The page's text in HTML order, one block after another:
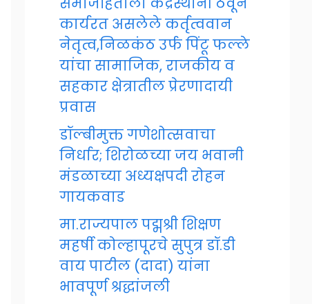
कार्यरत असलेले कर्तृत्ववान
नेतृत्व,निळकंठ उर्फ पिंटू फल्ले
यांचा सामाजिक, राजकीय व
सहकार क्षेत्रातील प्रेरणादायी
प्रवास
डॉल्बीमुक्त गणेशोत्सवाचा
निर्धार; शिरोळच्या जय भवानी
मंडळाच्या अध्यक्षपदी रोहन
गायकवाड
मा.राज्यपाल पद्मश्री शिक्षण
महर्षी कोल्हापूरचे सुपुत्र डॉ.डी
वाय पाटील (दादा) यांना
भावपूर्ण श्रद्धांजली